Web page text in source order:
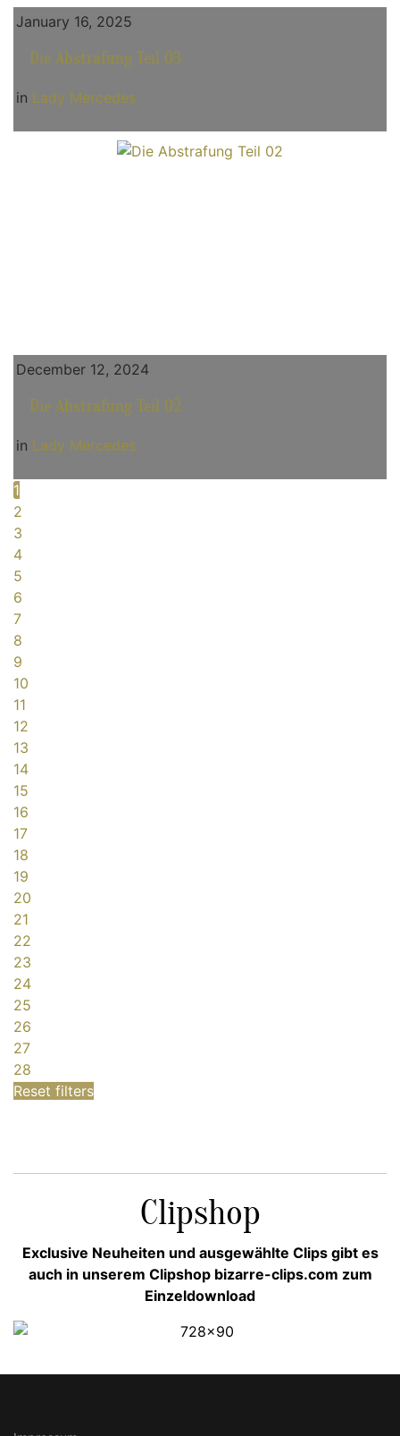
January 16, 2025
Die Abstrafung Teil 03
in Lady Mercedes
December 12, 2024
Die Abstrafung Teil 02
in Lady Mercedes
1
2
3
4
5
6
7
8
9
10
11
12
13
14
15
16
17
18
19
20
21
22
23
24
25
26
27
28
Reset filters
Clipshop
Exclusive Neuheiten und ausgewählte Clips gibt es
auch in unserem Clipshop bizarre-clips.com zum
Einzeldownload